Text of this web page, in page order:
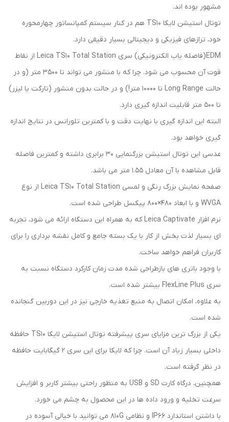
مشهور بوده اند.
توتال استیشن لایکا TS10 هم در کنار سیستم کمپانساتور چهارمحوره
خود، ترازهای فیزیکی و دیجیتالی بسیار دقیقی دارد.
EDM(فاصله یاب الکترونیکی) سری Leica TS10 Total Station از نقاط
قوت آن محسوب می شود. چرا که با منشور می تواند تا 3500 متر (و در
حالت Long Range تا 10000 متر!) و در حالت بدون منشور (تارگت یا لیزر)
تا 500 متر قابلیت اندازه گیری دارد.
البته این اندازه گیری با نهایت دقت و با کمترین تلورانس در نتایج اندازه
گیری خواهد بود.
عدسی این توتال استیشن بزرگنمایی 30 برابری داشته و کمترین فاصله
قابل مشاهده با آن معادل 1.55 متر می باشد.
صفحه نمایش بزرگ رنگی و لمسی Leica TS10 Total Station از نوع
WVGA و با ابعاد 480×800 پیکسل طراحی شده است.
نرم افزار Leica Captivate که به همراه این دستگاه ارائه می شود، تجربه
ای بسیار لذت بخش از کار با یک بسته جامع و کامل نقشه برداری را برای
کاربران فراهم خواهد ساخت.
با وجود باتری های بازطراحی شده مدت زمان کارکرد دستگاه نسبت به
سری FlexLine Plus بیشتر شده است.
به علاوه، امکان اتصال به منبع تغذیه خارجی نیز در این دوربین گنجانده
شده است.
یکی از بزرگ ترین مزایای سری پیشرفته توتال استیشن لایکا TS10 حافظه
داخلی بسیار زیاد آن است. چرا که لایکا برای این سری 2 گیگابایت حافظه
در نظر گرفته است.
همچنین، درگاه کارت SD و USB به منظور راحتی بیشتر کاربر و افزایش
سرعت تخلیه و ورود داده ها در این محصول به چشم می خورد.
با داشتن استاندارد IP66 و نظامی 810G می توانید با خیالی آسوده در